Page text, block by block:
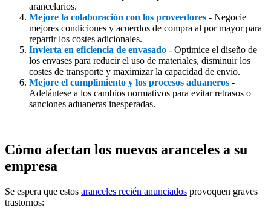
arancelarios.
Mejore la colaboración con los proveedores - Negocie
mejores condiciones y acuerdos de compra al por mayor para
repartir los costes adicionales.
Invierta en eficiencia de envasado - Optimice el diseño de
los envases para reducir el uso de materiales, disminuir los
costes de transporte y maximizar la capacidad de envío.
Mejore el cumplimiento y los procesos aduaneros -
Adelántese a los cambios normativos para evitar retrasos o
sanciones aduaneras inesperadas.
Cómo afectan los nuevos aranceles a su
empresa
Se espera que estos aranceles recién anunciados provoquen graves
trastornos: